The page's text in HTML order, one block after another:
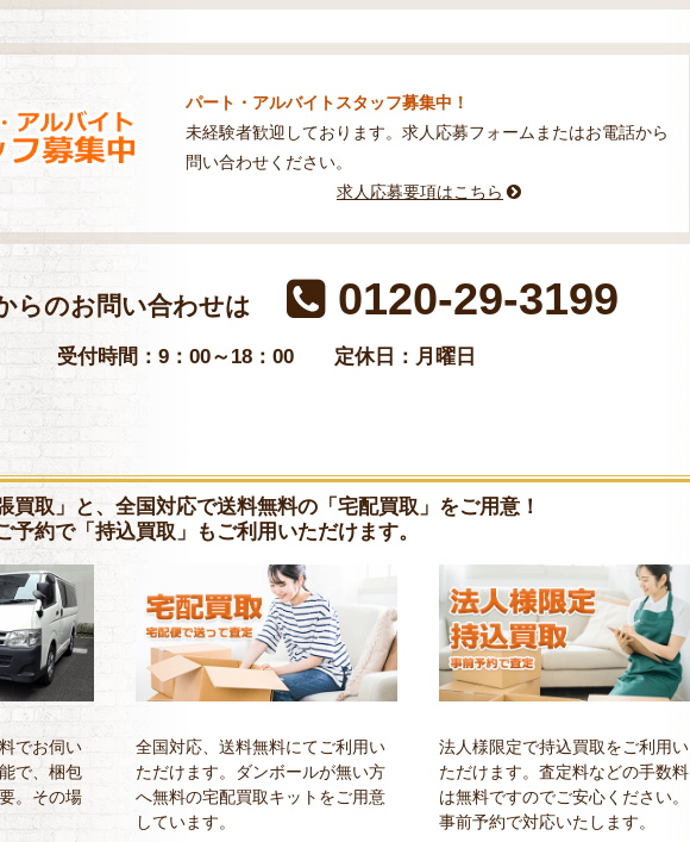
パート・アルバイトスタッフ募集中！
未経験者歓迎しております。求人応募フォームまたはお電話から
問い合わせください。
求人応募要項はこちら
らのお問い合わせは 0120-29-3199
受付時間：9：00～18：00 定休日：月曜日
買取」と、全国対応で送料無料の「宅配買取」をご用意！
予約で「持込買取」もご利用いただけます。
でお伺い
で、梱包
。その場
全国対応、送料無料にてご利用い
ただけます。ダンボールが無い方
へ無料の宅配買取キットをご用意
しています。
法人様限定で持込買取をご利用い
ただけます。査定料などの手数料
は無料ですのでご安心ください。
事前予約で対応いたします。